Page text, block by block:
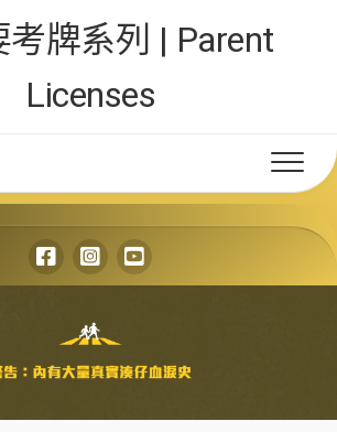
考牌系列 | Parent
Licenses